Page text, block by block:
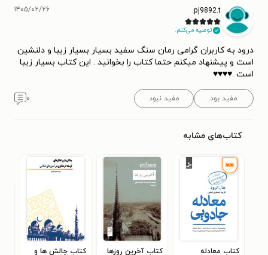
pj9892.t.
توصیه می‌کنم.
۱۴۰۵/۰۲/۲۶
درود به کاربران گرامی رمان سنگ سفید بسیار بسیار زیبا و دلنشین
است و پیشنهاد میکنم حتما کتاب را بخوانید . این کتاب بسیار زیبا
است .♥️♥️♥️♥️
مفید بود مفید نبود ۰
کتاب‌های مشابه
کتاب معادله
کتاب آخرین روزها
کتاب چالش ها و